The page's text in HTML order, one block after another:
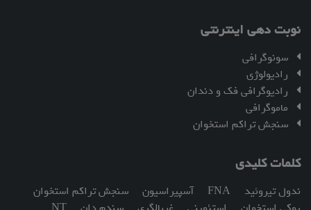
نوبت دهی اینترنتی
سونوگرافی
رادیولوژی
رادیوگرافی فک و دندان
ماموگرافی
سنجش تراکم استخوان
کلمات کلیدی
ندول تیروئید FNA آسپیراسیون
سنجش تراکم استخوان